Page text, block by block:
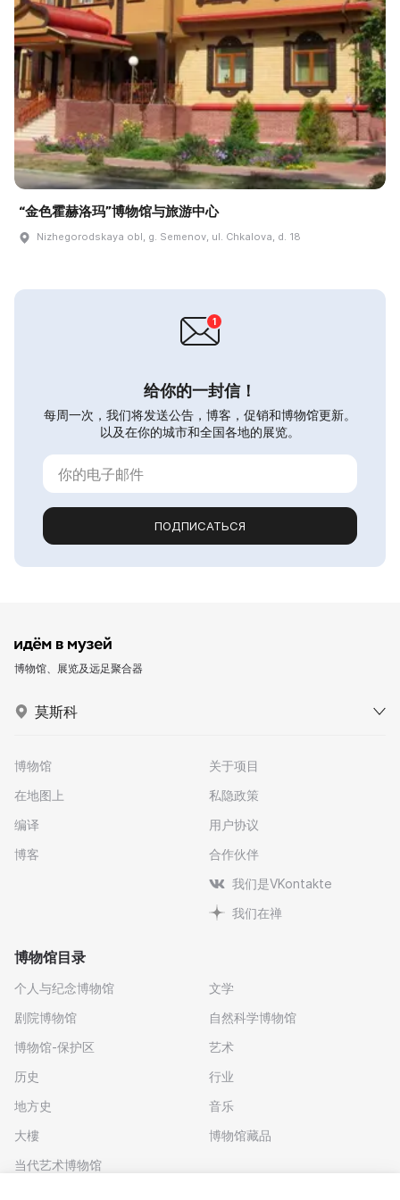
“金色霍赫洛玛”博物馆与旅游中心
Nizhegorodskaya obl, g. Semenov, ul. Chkalova, d. 18
给你的一封信！
每周一次，我们将发送公告，博客，促销和博物馆更新。
以及在你的城市和全国各地的展览。
ПОДПИСАТЬСЯ
博物馆、展览及远足聚合器
莫斯科
博物馆
在地图上
编译
博客
关于项目
私隐政策
用户协议
合作伙伴
我们是VKontakte
我们在禅
博物馆目录
个人与纪念博物馆
剧院博物馆
博物馆-保护区
历史
地方史
大樓
当代艺术博物馆
文学
自然科学博物馆
艺术
行业
音乐
博物馆藏品